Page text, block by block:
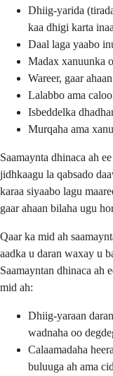
Dhiig-yarida
kaa dhigi karta
Daal laga yaabo
Madax xanuunka
Wareer, gaar
Lalabbo ama
Isbeddelka
Murqaha ama
Saamaynta dhinaca ah
jidhkaagu la qabsado
karaa siyaabo lagu
gaar ahaan bilaha ugu
Qaar ka mid ah
aadka u daran waxay u
Saamayntan dhinaca ah
mid ah:
Dhiig-yaraan
wadnaha oo
Calaamadaha
buluuga ah ama